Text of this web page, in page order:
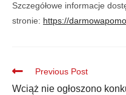
Szczegółowe informacje
stronie: https://
Previous Post
Wciąż nie ogłoszono